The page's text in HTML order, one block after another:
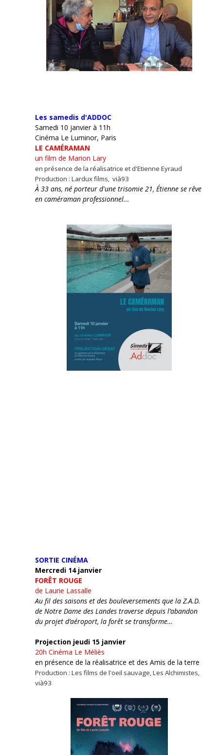
Les samedis d'ADDOC
Samedi 10 janvier à 11h
Cinéma Le Luminor, Paris
LE CAMÉRAMAN
un film de Marion Lary
en présence de la réalisatrice et d'Etienne Eyraud
Production : Lardux films, vià93
À 33 ans, né porteur d'une trisomie 21, Étienne se rêve
en caméraman professionnel...
SORTIE CINÉMA
Mercredi 14 janvier
FORÊT ROUGE
de Laurie Lassalle
Au fil des saisons et des bouleversements que la Z.A.D.
de Notre Dame des Landes traverse depuis l’abandon
du projet d’aéroport, la forêt se transforme…
Projection jeudi 15 janvier
20h Cinéma Le Méliès
en présence de la réalisatrice et des Amis de la terre
Production : Les films de l'oeil sauvage, Les Alchimistes,
vià93